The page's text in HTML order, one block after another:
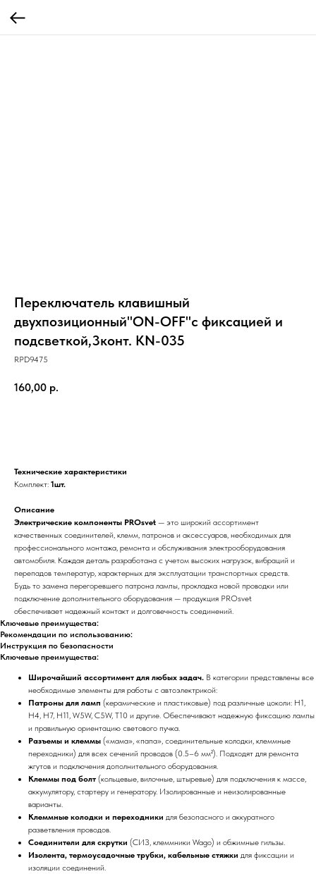
Переключатель клавишный
двухпозиционный"ON-OFF"с фиксацией и
подсветкой,3конт. KN-035
RPD9475
160,00 р.
Технические характеристики
Комплект: 1шт.
Описание
Электрические компоненты PROsvet — это широкий ассортимент
качественных соединителей, клемм, патронов и аксессуаров, необходимых для
профессионального монтажа, ремонта и обслуживания электрооборудования
автомобиля. Каждая деталь разработана с учетом высоких нагрузок, вибраций и
перепадов температур, характерных для эксплуатации транспортных средств.
Будь то замена перегоревшего патрона лампы, прокладка новой проводки или
подключение дополнительного оборудования — продукция PROsvet
обеспечивает надежный контакт и долговечность соединений.
Ключевые преимущества:
Рекомендации по использованию:
Инструкция по безопасности
Ключевые преимущества:
Широчайший ассортимент для любых задач. В категории представлены все
необходимые элементы для работы с автоэлектрикой:
Патроны для ламп (керамические и пластиковые) под различные цоколи: H1,
H4, H7, H11, W5W, C5W, T10 и другие. Обеспечивают надежную фиксацию лампы
и правильную ориентацию светового пучка.
Разъемы и клеммы («мама», «папа», соединительные колодки, клеммные
переходники) для всех сечений проводов (0.5–6 мм²). Подходят для ремонта
жгутов и подключения дополнительного оборудования.
Клеммы под болт (кольцевые, вилочные, штыревые) для подключения к массе,
аккумулятору, стартеру и генератору. Изолированные и неизолированные
варианты.
Клеммные колодки и переходники для безопасного и аккуратного
разветвления проводов.
Соединители для скрутки (СИЗ, клеммники Wago) и обжимные гильзы.
Изолента, термоусадочные трубки, кабельные стяжки для фиксации и
изоляции соединений.